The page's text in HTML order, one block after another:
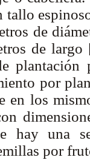
tallo
de
de
por
en los
hay una
por